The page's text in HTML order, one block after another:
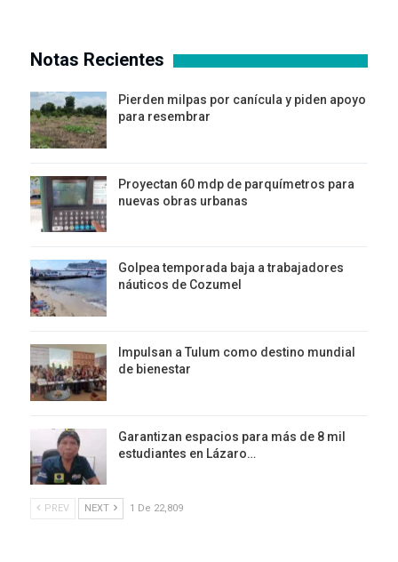
Notas Recientes
Pierden milpas por canícula y piden apoyo
para resembrar
Proyectan 60 mdp de parquímetros para
nuevas obras urbanas
Golpea temporada baja a trabajadores
náuticos de Cozumel
Impulsan a Tulum como destino mundial
de bienestar
Garantizan espacios para más de 8 mil
estudiantes en Lázaro…
PREV NEXT 1 De 22,809